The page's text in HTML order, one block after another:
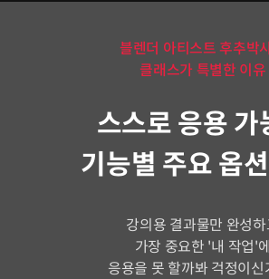
블렌더 아티스트 후추박
클래스가 특별한 이유
스스로 응용 가
기능별 주요 옵
강의용 결과물만 완성
가장 중요한 '내 작업'에
응용을 못 할까봐 걱정이신